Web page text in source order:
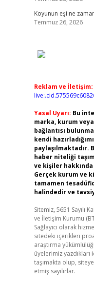
Koyunun eşi ne
Temmuz 26, 2026
Reklam ve İletişim:
Yasal Uyarı: Bu
marka, kurum
bağlantısı
kendi
paylaşılmaktadır.
haber niteliği
ve kişiler hakkında
Gerçek kurum ve
tamamen
halindedir ve
Sitemiz, 5651 Sayılı
ve İletişim Kurumu
Sağlayıcı olarak
sitedeki içerikleri
araştırma
üyelerimiz
taşımakta olup,
etmiş sayılırlar.